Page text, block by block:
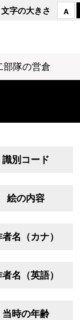
文字の大きさ A
部隊の営倉
識別コード
絵の内容
名（カナ）
名（英語）
当時の年齢